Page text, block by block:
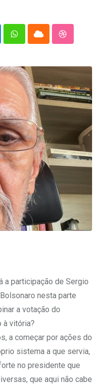
WhatsappCloud
a participação de Sergio
nesta parte
a votação do
à vitória?
a começar por ações do
sistema a que servia,
no presidente que
que aqui não cabe